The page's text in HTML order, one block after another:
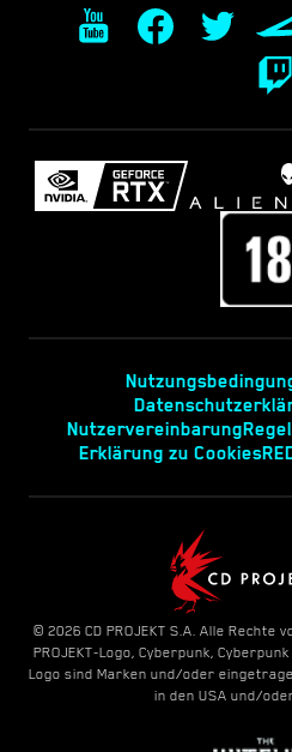
Nutzervereinbarung
Erklärung zu Cookies
© 2026 CD PROJEKT S.A. Alle Rechte
PROJEKT-Logo, Cyberpunk,
Logo sind Marken und/oder
in den USA und/